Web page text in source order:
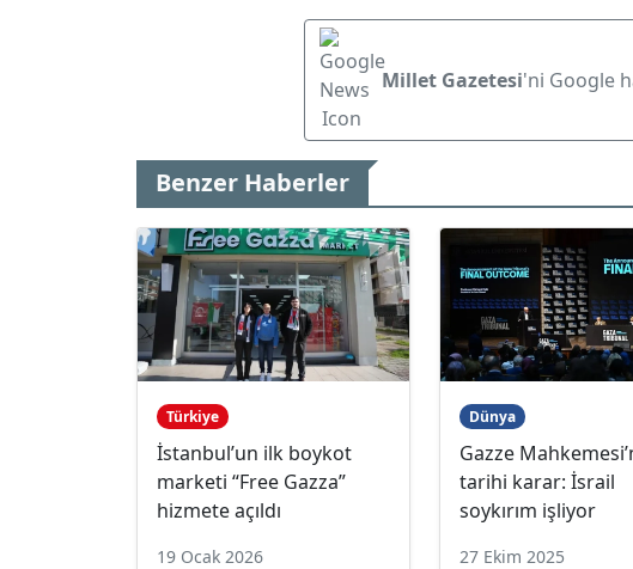
Millet Gazetesi'ni Google
Benzer Haberler
Türkiye
İstanbul’un ilk boykot
marketi “Free Gazza”
hizmete açıldı
19 Ocak 2026
Dünya
Gazze
tarihi karar: İsrail
soykırım işliyor
27 Ekim 2025